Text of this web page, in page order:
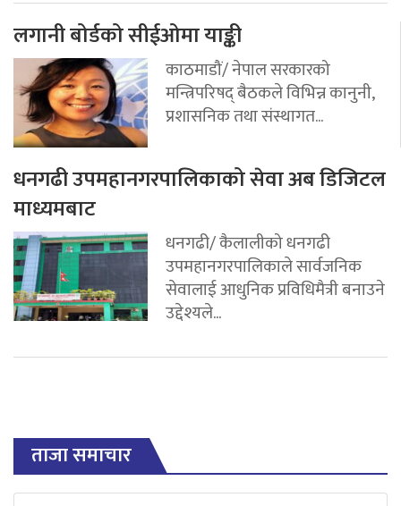
लगानी बोर्डको सीईओमा याङ्की
काठमाडौं/ नेपाल सरकारको
मन्त्रिपरिषद् बैठकले विभिन्न कानुनी,
प्रशासनिक तथा संस्थागत...
धनगढी उपमहानगरपालिकाको सेवा अब डिजिटल
माध्यमबाट
धनगढी/ कैलालीको धनगढी
उपमहानगरपालिकाले सार्वजनिक
सेवालाई आधुनिक प्रविधिमैत्री बनाउने
उद्देश्यले...
ताजा समाचार